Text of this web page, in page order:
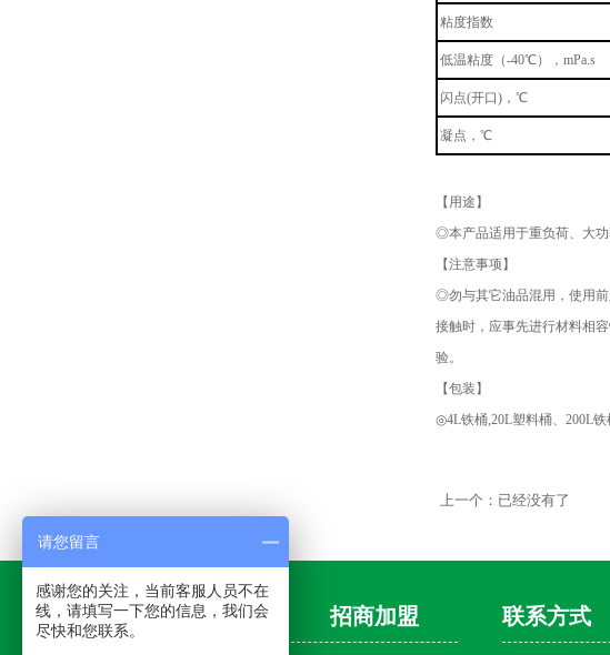
粘度指数
低温粘度（-40℃），mPa.s
闪点(开口)，℃
凝点，℃
【用途】
◎本产品适用于重负荷、大功
【注意事项】
◎勿与其它油品混用，使用
接触时，应事先进行材料相
验。
【包装】
◎4L铁桶,20L塑料桶、200L铁
上一个：已经没有了
金门导航 招商加盟 联系方式
请您留言
感谢您的关注，当前客服人员不在
线，请填写一下您的信息，我们会
尽快和您联系。